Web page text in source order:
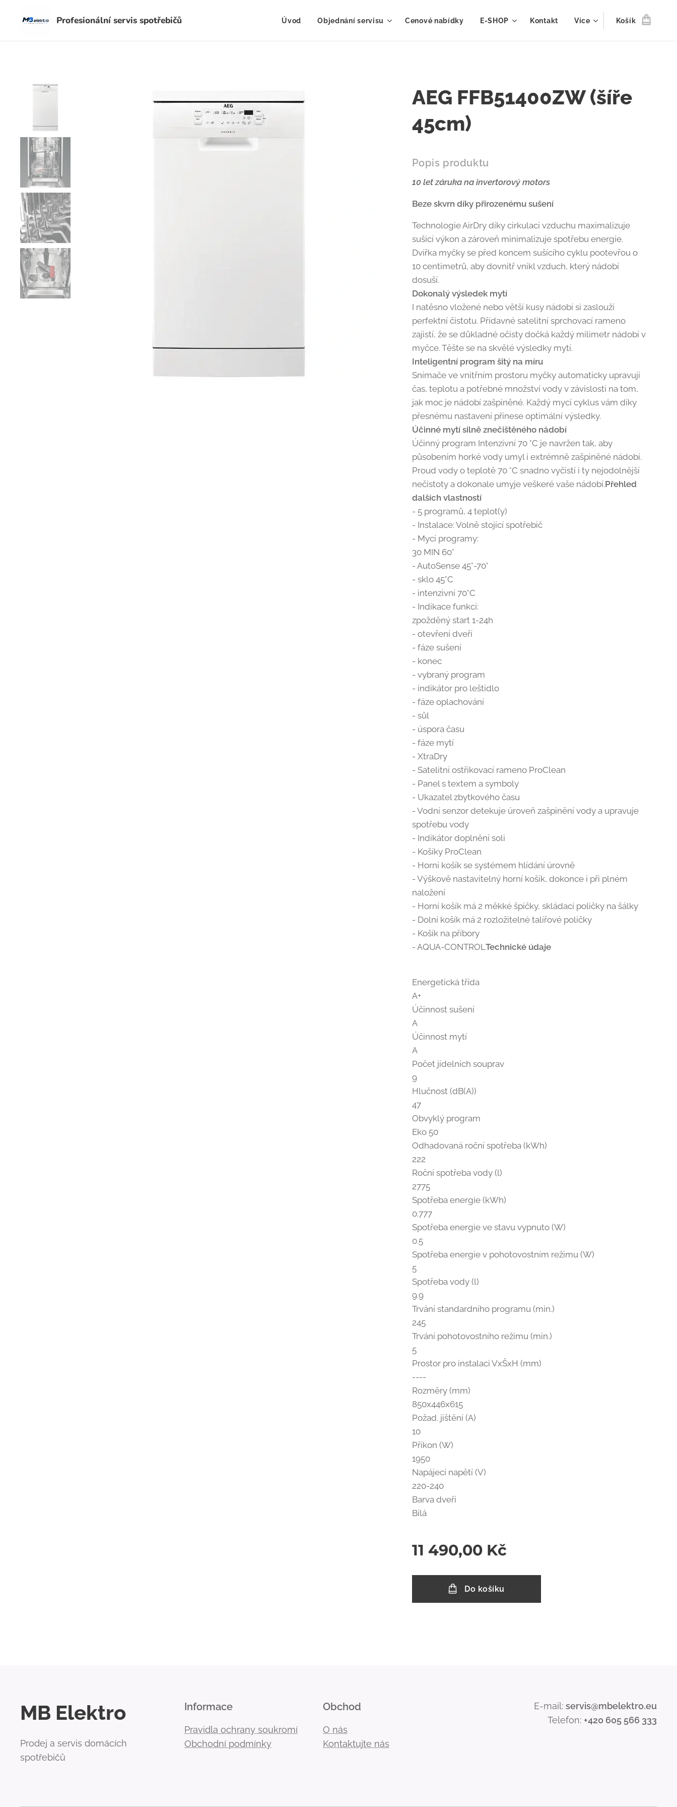
Profesionální servis spotřebičů Úvod Objednání servisu Cenové nabídky E-SHOP Kontakt Více Košík
AEG FFB51400ZW (šíře
45cm)
Popis produktu
10 let záruka na invertorový motors
Beze skvrn díky přirozenému sušení
Technologie AirDry díky cirkulaci vzduchu maximalizuje
sušicí výkon a zároveň minimalizuje spotřebu energie.
Dvířka myčky se před koncem sušícího cyklu pootevřou o
10 centimetrů, aby dovnitř vnikl vzduch, který nádobí
dosuší.
Dokonalý výsledek mytí
I natěsno vložené nebo větší kusy nádobí si zaslouží
perfektní čistotu. Přídavné satelitní sprchovací rameno
zajistí, že se důkladné očisty dočká každý milimetr nádobí v
myčce. Těšte se na skvělé výsledky mytí.
Inteligentní program šitý na míru
Snímače ve vnitřním prostoru myčky automaticky upravují
čas, teplotu a potřebné množství vody v závislosti na tom,
jak moc je nádobí zašpiněné. Každý mycí cyklus vám díky
přesnému nastavení přinese optimální výsledky.
Účinné mytí silně znečištěného nádobí
Účinný program Intenzivní 70 °C je navržen tak, aby
působením horké vody umyl i extrémně zašpiněné nádobí.
Proud vody o teplotě 70 °C snadno vyčistí i ty nejodolnější
nečistoty a dokonale umyje veškeré vaše nádobí.Přehled
dalších vlastností
- 5 programů, 4 teplot(y)
- Instalace: Volně stojící spotřebič
- Mycí programy:
30 MIN 60°
- AutoSense 45°-70°
- sklo 45°C
- intenzivní 70°C
- Indikace funkcí:
zpožděný start 1-24h
- otevření dveří
- fáze sušení
- konec
- vybraný program
- indikátor pro leštidlo
- fáze oplachování
- sůl
- úspora času
- fáze mytí
- XtraDry
- Satelitní ostřikovací rameno ProClean
- Panel s textem a symboly
- Ukazatel zbytkového času
- Vodní senzor detekuje úroveň zašpinění vody a upravuje
spotřebu vody
- Indikátor doplnění soli
- Košíky ProClean
- Horní košík se systémem hlídání úrovně
- Výškově nastavitelný horní košík, dokonce i při plném
naložení
- Horní košík má 2 měkké špičky, skládací poličky na šálky
- Dolní košík má 2 rozložitelné talířové poličky
- Košík na příbory
- AQUA-CONTROLTechnické údaje
Energetická třída
A+
Účinnost sušení
A
Účinnost mytí
A
Počet jídelních souprav
9
Hlučnost (dB(A))
47
Obvyklý program
Eko 50
Odhadovaná roční spotřeba (kWh)
222
Roční spotřeba vody (l)
2775
Spotřeba energie (kWh)
0.777
Spotřeba energie ve stavu vypnuto (W)
0.5
Spotřeba energie v pohotovostním režimu (W)
5
Spotřeba vody (l)
9.9
Trvání standardního programu (min.)
245
Trvání pohotovostního režimu (min.)
5
Prostor pro instalaci VxŠxH (mm)
----
Rozměry (mm)
850x446x615
Požad. jištění (A)
10
Příkon (W)
1950
Napájecí napětí (V)
220-240
Barva dveří
Bílá
11 490,00 Kč
Do košíku
MB Elektro
Prodej a servis domácích
spotřebičů
Informace
Pravidla ochrany soukromí
Obchodní podmínky
Obchod
O nás
Kontaktujte nás
E-mail: servis@mbelektro.eu
Telefon: +420 605 566 333